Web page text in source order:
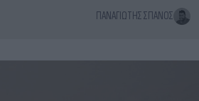
ΠΑΝΑΓΙΏΤΗΣ ΣΠΑΝΌΣ